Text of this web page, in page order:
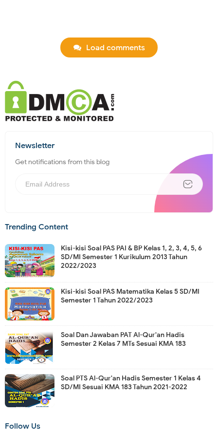
Load comments
Newsletter
Get notifications from this blog
Trending Content
Kisi-kisi Soal PAS PAI & BP Kelas 1, 2, 3, 4, 5, 6
SD/MI Semester 1 Kurikulum 2013 Tahun
2022/2023
Kisi-kisi Soal PAS Matematika Kelas 5 SD/MI
Semester 1 Tahun 2022/2023
Soal Dan Jawaban PAT Al-Qur'an Hadis
Semester 2 Kelas 7 MTs Sesuai KMA 183
Soal PTS Al-Qur'an Hadis Semester 1 Kelas 4
SD/MI Sesuai KMA 183 Tahun 2021-2022
Follow Us